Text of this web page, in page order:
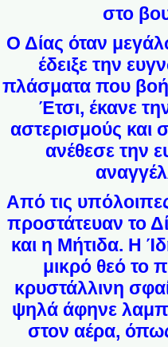
στο
Ο Δίας όταν
έδειξε την
πλάσματα που
Έτσι, έκανε
αστερισμούς και
ανέθεσε την
Από τις
προστάτευαν το
και η Μήτιδα. Η
μικρό θεό το
κρυστάλλινη
ψηλά άφηνε
στον αέρα,